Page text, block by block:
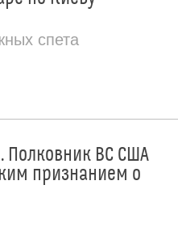
спета
ВС США
признанием о